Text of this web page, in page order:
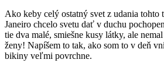
Ako keby celý ostatný svet z udania tohto
Janeiro chcelo svetu dať v duchu
tie dva malé, smiešne kusy látky, ale
ženy! Napíšem to tak, ako som to v deň
bikiny veľmi povrchne.